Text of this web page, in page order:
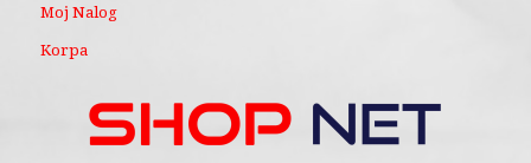
Moj Nalog
Korpa